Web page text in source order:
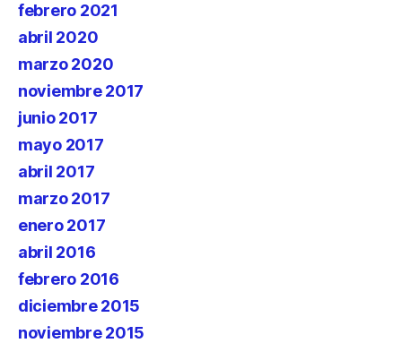
febrero 2021
abril 2020
marzo 2020
noviembre 2017
junio 2017
mayo 2017
abril 2017
marzo 2017
enero 2017
abril 2016
febrero 2016
diciembre 2015
noviembre 2015